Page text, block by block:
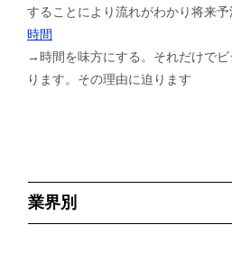
することにより流れがわかり将来
時間
→時間を味方にする。それだけで
ります。その理由に迫ります
業界別